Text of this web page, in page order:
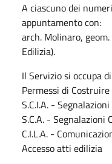
A ciascuno dei
appuntamento con:
arch. Molinaro,
Edilizia).
Il Servizio si occupa
Permessi di Costruire
S.C.I.A. -
S.C.A. -
C.I.L.A. -
Accesso atti edilizia